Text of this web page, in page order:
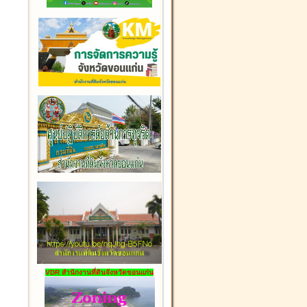
VDR สำนักงานที่ดินจังหวัดขอนแก่น